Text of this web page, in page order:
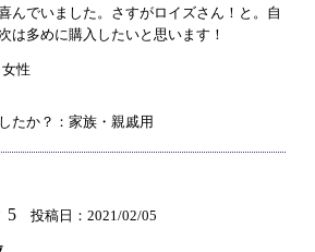
んでいました。さすがロイズさん！と。自
は多めに購入したいと思います！
性
たか？：家族・親戚用
5 投稿日：2021/02/05